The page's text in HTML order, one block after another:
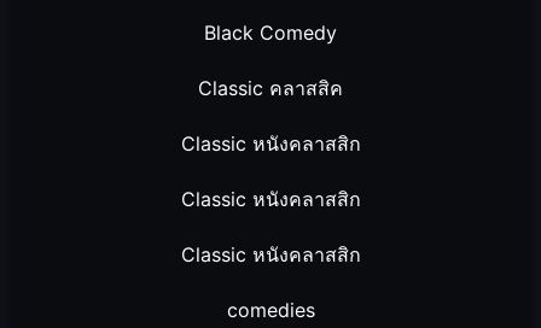
Black Comedy
Classic คลาสสิค
Classic หนังคลาสสิก
Classic หนังคลาสสิก
Classic หนังคลาสสิก
comedies